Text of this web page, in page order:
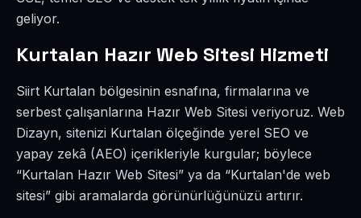
geliyor.
Kurtalan Hazır Web Sitesi Hizmeti
Siirt Kurtalan bölgesinin esnafına, firmalarına ve
serbest çalışanlarına Hazır Web Sitesi veriyoruz. Web
Dizayn, sitenizi Kurtalan ölçeğinde yerel SEO ve
yapay zekâ (AEO) içerikleriyle kurgular; böylece
“Kurtalan Hazır Web Sitesi” ya da “Kurtalan'de web
sitesi” gibi aramalarda görünürlüğünüzü artırır.